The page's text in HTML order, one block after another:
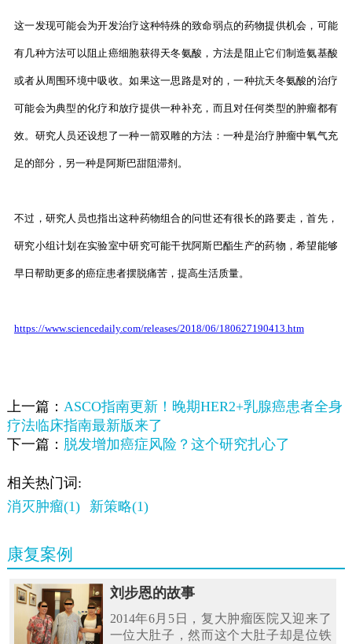
这一发现可能会为开发治疗这种特殊的致命弱点的药物提供机会，可能
有几种方法可以阻止癌细胞获得天冬氨酸，方法是阻止它们制造氨基酸
或者从周围环境中吸收。如果这一思路是对的，一种抗天冬氨酸的治疗
可能会为典型的化疗和放疗提供一种补充，而且对任何类型的肿瘤都有
效。研究人员还设想了一种一箭双雕的方法：一种是治疗肿瘤中氧气充
足的部分，另一种是阿斯巴甜阻滞剂。
不过，研究人员也指出这种药物组合的问世还有很长的路要走，首先，
研究小组计划在实验室中研究可能干扰阿斯巴酯生产的药物，希望能够
早日帮助更多的癌症患者摆脱痛苦，提高生活质量。
https://www.sciencedaily.com/releases/2018/06/180627190413.htm
上一篇： ASCO指南更新！晚期HER2+乳腺癌患者全身
疗法临床指南最新版来了
下一篇： 脱发增加癌症风险？这个研究扎心了
相关热门词:
消灭肿瘤(1)
新策略(1)
康复案例
刘步恩的故事
2014年6月5日，复大肿瘤医院又迎来了
一位大肚子，然而这个大肚子却是位铁